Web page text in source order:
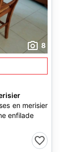
8
en merisier
enfilade